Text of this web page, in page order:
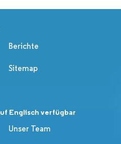
Berichte
Sitemap
Englisch verfügbar
Unser Team